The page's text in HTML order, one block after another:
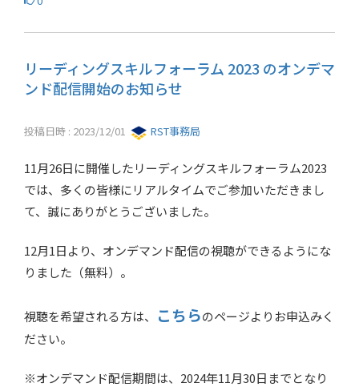
リーディングスキルフォーラム 2023 のオンデマ
ンド配信開始のお知らせ
投稿日時 : 2023/12/01 RST事務局
11月26日に開催したリーディングスキルフォーラム2023
では、多くの皆様にリアルタイムでご参加いただきまし
て、誠にありがとうございました。
12月1日より、オンデマンド配信の視聴ができるようにな
りました（無料）。
視聴を希望される方は、 こちらのページよりお申込みく
ださい。
※オンデマンド配信期間は、2024年11月30日までとなり